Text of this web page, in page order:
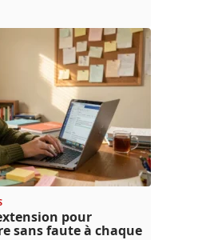
pour
sans faute à chaque